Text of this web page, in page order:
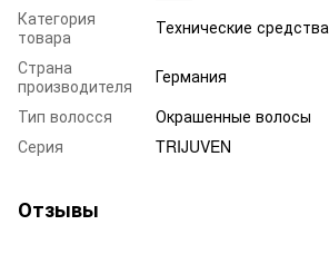
Категория
товара
Технические средства
Страна
производителя
Германия
Тип волосся
Окрашенные волосы
Серия
TRIJUVEN
Отзывы